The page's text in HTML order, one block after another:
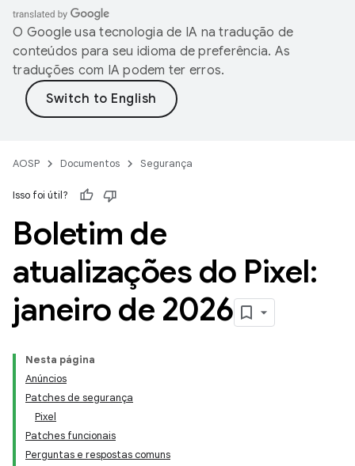
O Google usa tecnologia de IA na tradução de
conteúdos para seu idioma de preferência. As
traduções com IA podem ter erros.
AOSP Documentos Segurança
Isso foi útil?
Boletim de
atualizações do Pixel:
janeiro de 2026
Nesta página
Anúncios
Patches de segurança
Pixel
Patches funcionais
Perguntas e respostas comuns